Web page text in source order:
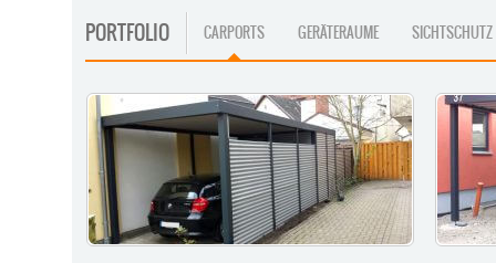
PORTFOLIO CARPORTS GERÄTERAUME SICHTSCHUTZ